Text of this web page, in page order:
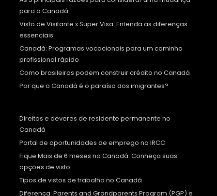
para o Canadá
Visto de Visitante x Super Visa: Entenda as diferenças
essenciais
Canadá: Programas vocacionais para um caminho
profissional rápido
Como brasileiros podem construir crédito no Canadá
Por que o Canadá é o paraíso dos imigrantes?
Direitos e deveres de residente permanente no
Canadá
Portal de oportunidades de emprego no IRCC
Fique Mais de 6 meses no Canadá: Conheça suas
opções de visto
Tipos de vistos de trabalho no Canadá
Diferença: Parents and Grandparents Program (PGP) e